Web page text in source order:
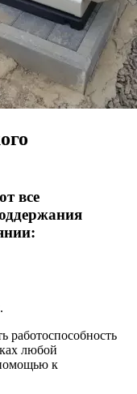
все
работоспособность
любой
помощью к